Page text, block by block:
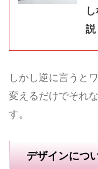
説
しかし逆に言うと
変えるだけでそれ
す。
デザインにつ